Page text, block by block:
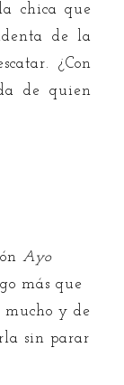
chica que
de la
¿Con
de quien
Ayo
más que
mucho y de
sin parar